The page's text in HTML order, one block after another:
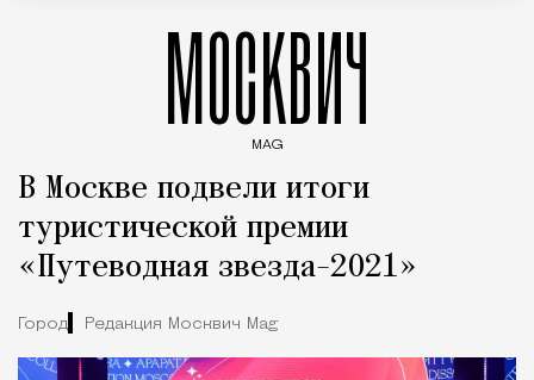
МОСКВИЧ
MAG
В Москве подвели итоги
туристической премии
«Путеводная звезда-2021»
Город Редакция Москвич Mag